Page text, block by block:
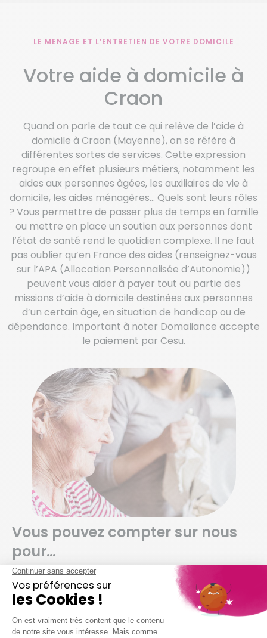
LE MENAGE ET L’ENTRETIEN DE VOTRE DOMICILE
Votre aide à domicile à
Craon
Quand on parle de tout ce qui relève de l’aide à
domicile à Craon (Mayenne), on se réfère à
différentes sortes de services. Cette expression
regroupe en effet plusieurs métiers, notamment les
aides aux personnes âgées, les auxiliaires de vie à
domicile, les aides ménagères… Quels sont leurs rôles
? Vous permettre de passer plus de temps en famille
ou mettre en place un soutien aux personnes dont
l’état de santé rend le quotidien complexe. Il ne faut
pas oublier qu’en France des aides (renseignez-vous
sur l’APA (Allocation Personnalisée d’Autonomie))
peuvent vous aider à payer tout ou partie des
missions d’aide à domicile destinées aux personnes
d’un certain âge, en situation de handicap ou de
dépendance. Important à noter Domaliance accepte
le paiement par Cesu.
Vous pouvez compter sur nous
pour…
Dépoussiérer et ranger selon vos habitudes
Nettoyer vos sols (carrelage, parquet,
moquette, etc.)
Entretenir votre salle de bain